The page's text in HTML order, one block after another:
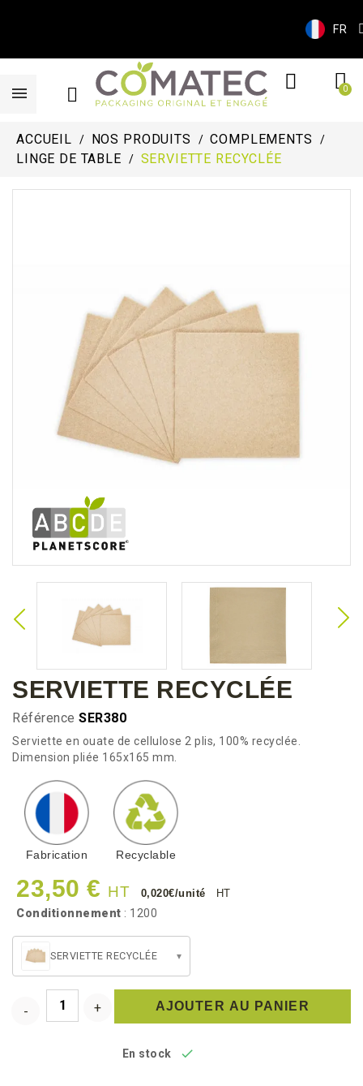
FR
ACCUEIL NOS PRODUITS
COMPLEMENTS
LINGE DE TABLE
SERVIETTE RECYCLÉE
SERVIETTE RECYCLÉE
Référence SER380
Serviette en ouate de cellulose 2 plis, 100% recyclée.
Dimension pliée 165x165 mm.
Fabrication Recyclable
23,50 € HT 0,020€/unité HT
Conditionnement : 1200
SERVIETTE RECYCLÉE ▾
AJOUTER AU PANIER
En stock 